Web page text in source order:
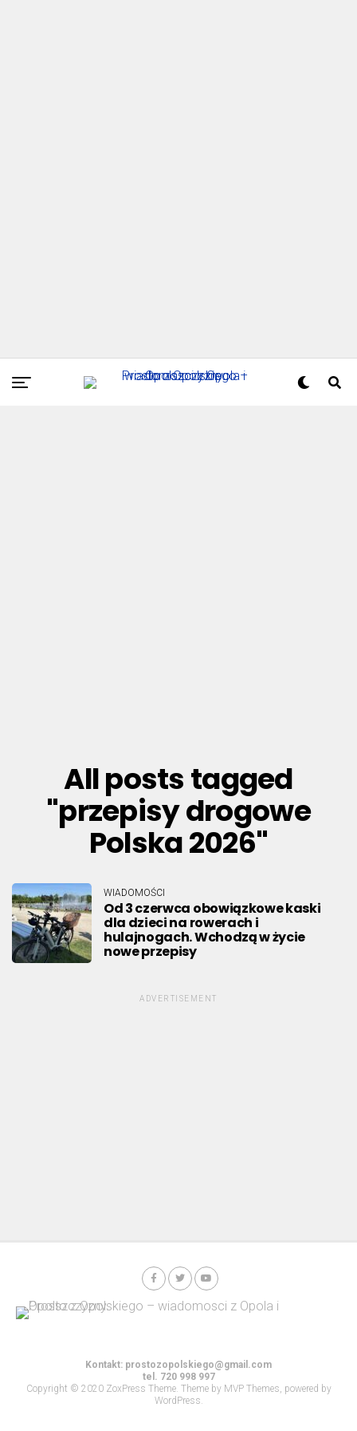
All posts tagged
"przepisy drogowe
Polska 2026"
WIADOMOŚCI
Od 3 czerwca obowiązkowe kaski
dla dzieci na rowerach i
hulajnogach. Wchodzą w życie
nowe przepisy
ADVERTISEMENT
Kontakt: prostozopolskiego@gmail.com
tel. 720 998 997
Copyright © 2020 ZoxPress Theme. Theme by MVP Themes, powered by
WordPress.